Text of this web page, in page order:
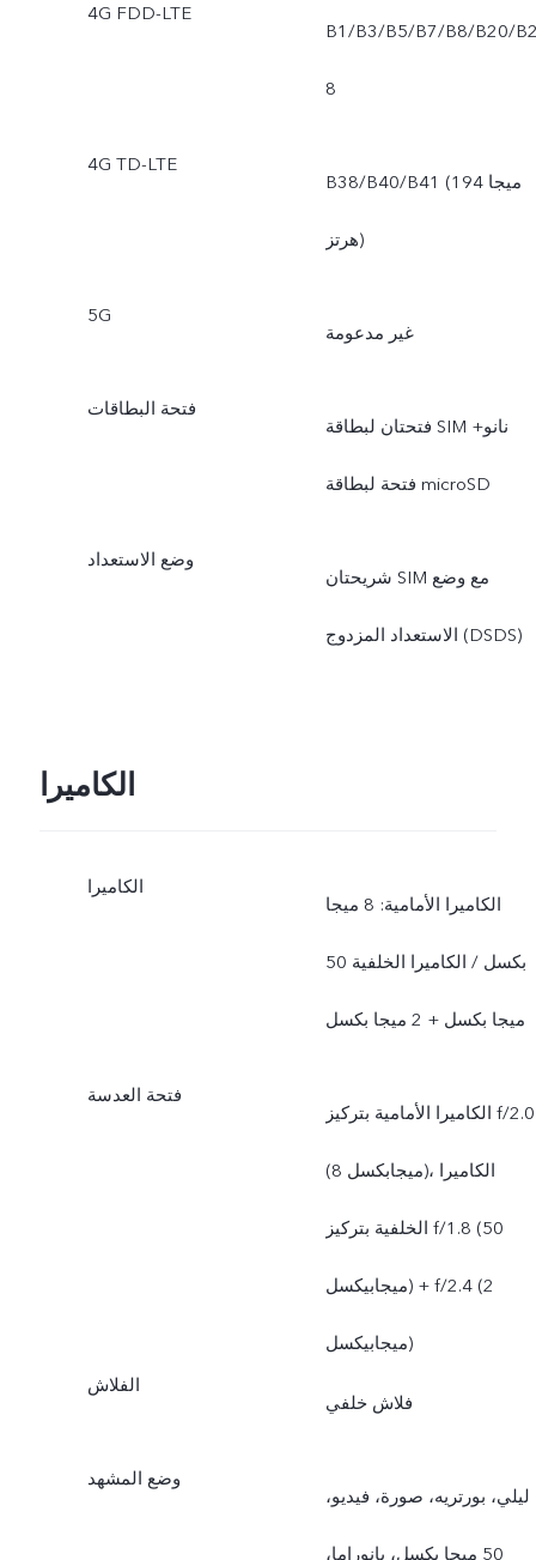
4G FDD-LTE
B1/B3/B5/B7/B8/B20/
8
4G TD-LTE
B38/B40/B41 (194 ميجا
هرتز)
5G
غير مدعومة
فتحة البطاقات
فتحتان لبطاقة SIM نانو+
فتحة لبطاقة microSD
وضع الاستعداد
شريحتان SIM مع وضع
الاستعداد المزدوج (DSDS)
الكاميرا
الكاميرا
الكاميرا الأمامية: 8 ميجا
بكسل / الكاميرا الخلفية 50
ميجا بكسل + 2 ميجا بكسل
فتحة العدسة
الكاميرا الأمامية بتركيز f/2.0
(8 ميجابكسل)، الكاميرا
الخلفية بتركيز f/1.8 (50
ميجابيكسل) + f/2.4 (2
ميجابيكسل)
الفلاش
فلاش خلفي
وضع المشهد
ليلي، بورتريه، صورة، فيديو،
50 ميجا بكسل، بانوراما،